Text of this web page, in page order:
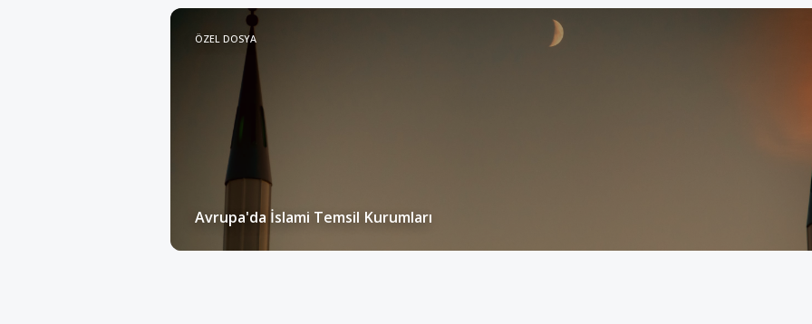
ÖZEL DOSYA
Avrupa'da İslami Temsil Kurumları